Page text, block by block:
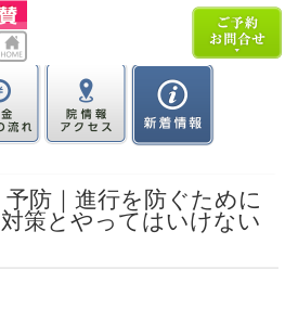
防｜進行を防ぐために
策とやってはいけない